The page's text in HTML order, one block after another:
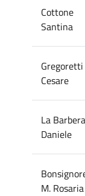
Cottone
Santina
Gregoretti
Cesare
La Barbera
Daniele
M. Rosaria